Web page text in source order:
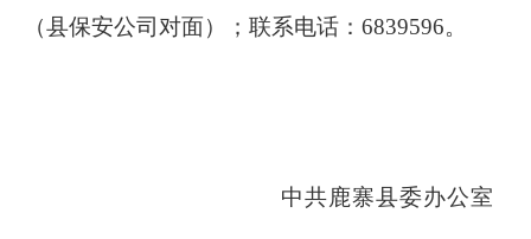
（县保安公司对面）；联系电话： 6839596。
中共鹿寨县委办公室